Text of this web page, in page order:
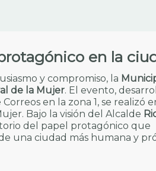
en la
y compromiso, la
de la Mujer. El evento,
en la zona 1, se realizó
Bajo la visión del Alcalde
del papel protagónico que
una ciudad más humana y